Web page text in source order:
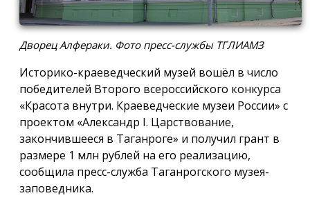
Дворец Алфераки. Фото пресс-службы ТГЛИАМЗ
Историко-краеведческий музей вошёл в число
победителей Второго всероссийского конкурса
«Красота внутри. Краеведческие музеи России» с
проектом «Александр I. Царствование,
закончившееся в Таганроге» и получил грант в
размере 1 млн рублей на его реализацию,
сообщила пресс-служба Таганрогского музея-
заповедника.